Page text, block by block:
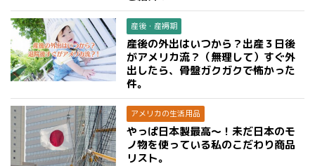
産後・産褥期
産後の外出はいつから？出産３日後
がアメリカ流？（無理して）すぐ外
出したら、骨盤ガクガクで怖かった
件。
アメリカの生活用品
やっぱ日本製最高〜！未だ日本のモ
ノ物を使っている私のこだわり商品
リスト。